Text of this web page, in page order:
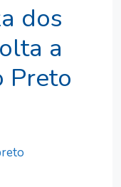
dos
a
Preto